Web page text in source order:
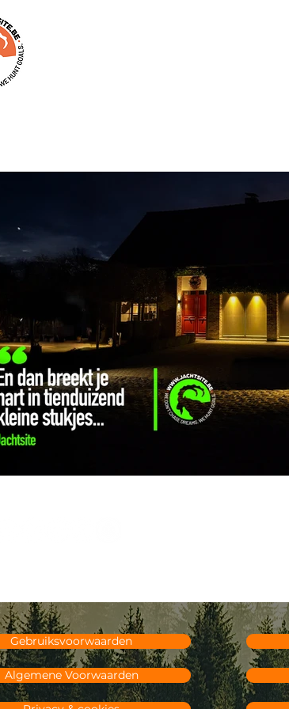
Gebruiksvoorwaarden
Algemene Voorwaarden